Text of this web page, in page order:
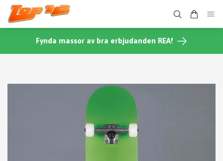
Fynda massor av bra erbjudanden REA!